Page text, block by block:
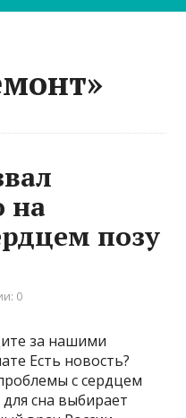
на
позу
0
за нашими
Есть новость?
с сердцем
сна выбирает